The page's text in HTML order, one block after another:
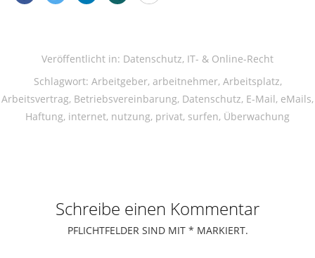
Veröffentlicht in: Datenschutz, IT- & Online-Recht
Schlagwort: Arbeitgeber, arbeitnehmer, Arbeitsplatz,
Arbeitsvertrag, Betriebsvereinbarung, Datenschutz, E-Mail, eMails,
Haftung, internet, nutzung, privat, surfen, Überwachung
Schreibe einen Kommentar
PFLICHTFELDER SIND MIT * MARKIERT.